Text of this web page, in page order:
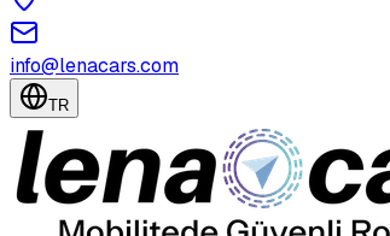
info@lenacars.com
TR